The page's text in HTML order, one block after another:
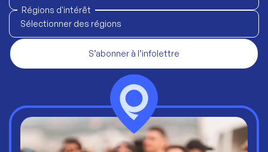
Régions d'intérêt
Sélectionner des régions
S’abonner à l’infolettre